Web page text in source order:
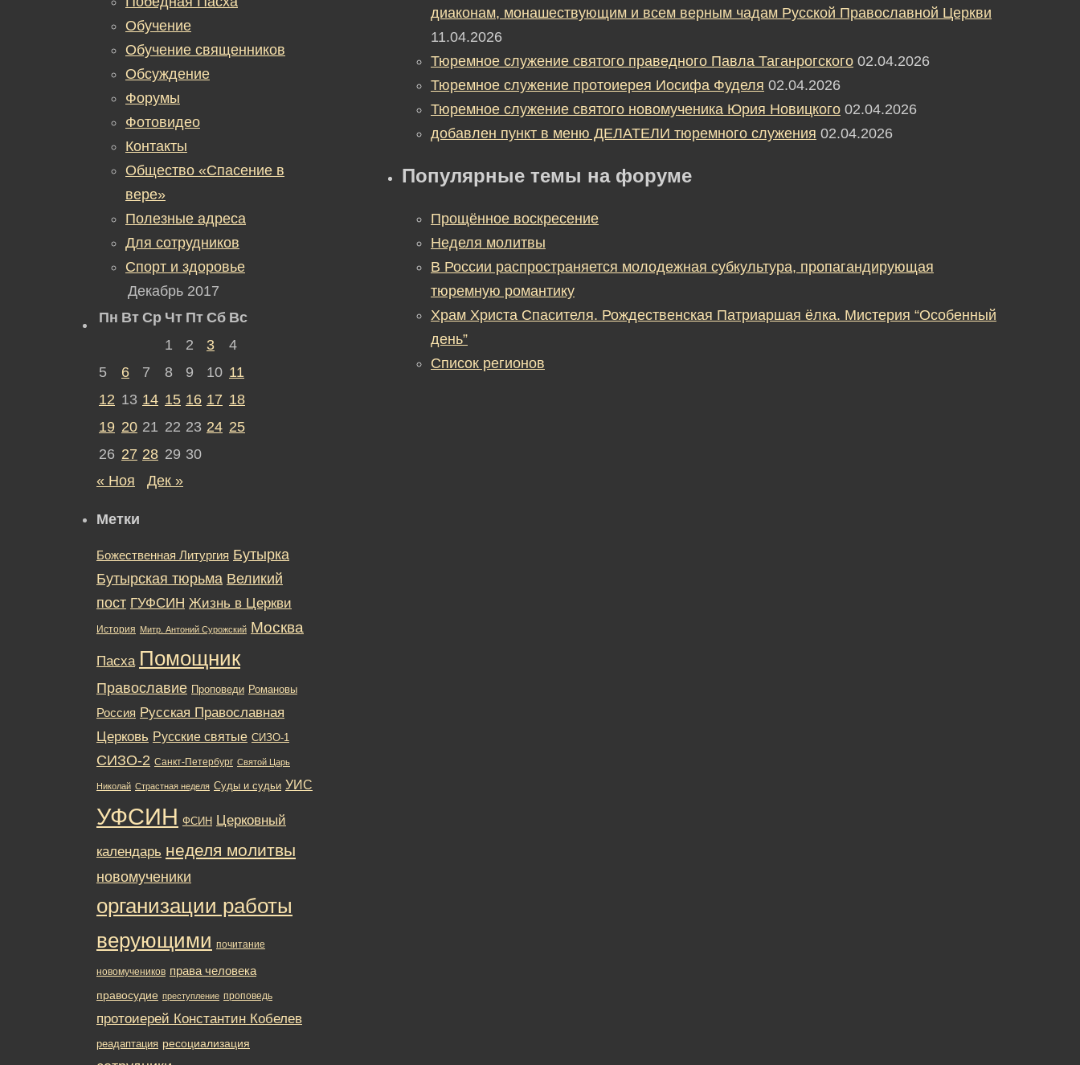
диаконам, монашествующим и всем верным чадам Русской Православной Церкви
11.04.2026
Тюремное служение святого праведного Павла Таганрогского 02.04.2026
Тюремное служение протоиерея Иосифа Фуделя 02.04.2026
Тюремное служение святого новомученика Юрия Новицкого 02.04.2026
добавлен пункт в меню ДЕЛАТЕЛИ тюремного служения 02.04.2026
Популярные темы на форуме
Прощённое воскресение
Неделя молитвы
В России распространяется молодежная субкультура, пропагандирующая
тюремную романтику
Храм Христа Спасителя. Рождественская Патриаршая ёлка. Мистерия “Особенный
день”
Список регионов
Обучение
Обучение священников
Обсуждение
Форумы
Фотовидео
Контакты
Общество «Спасение в
вере»
Полезные адреса
Для сотрудников
Спорт и здоровье
Декабрь 2017
Пн Вт Ср Чт Пт Сб Вс
1
2 3
4
5
6 7 8 9 10 11
12 13 14 15 16 17 18
19 20 21 22 23 24 25
26 27 28 29 30
« Ноя
Дек »
Метки
Божественная Литургия Бутырка
Бутырская тюрьма Великий
пост ГУФСИН Жизнь в Церкви
История Митр. Антоний Сурожский Москва
Пасха Помощник
Православие Проповеди Романовы
Россия Русская Православная
Церковь Русские святые СИЗО-1
СИЗО-2 Санкт-Петербург Святой Царь
Николай Страстная неделя Суды и судьи УИС
УФСИН ФСИН Церковный
календарь неделя молитвы
новомученики
организации работы
верующими почитание
новомучеников права человека
правосудие преступление проповедь
протоиерей Константин Кобелев
реадаптация ресоциализация